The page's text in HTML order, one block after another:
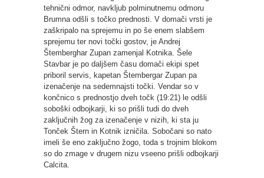
tehnični odmor, navkljub polminutnemu odmoru
Brumna odšli s točko prednosti. V domači vrsti je
zaškripalo na sprejemu in po še enem slabšem
sprejemu ter novi točki gostov, je Andrej
Štemberghar Zupan zamenjal Kotnika. Šele
Stavbar je po daljšem času domači ekipi spet
priboril servis, kapetan Štembergar Zupan pa
izenačenje na sedemnajsti točki. Vendar so v
končnico s prednostjo dveh točk (19:21) le odšli
soboški odbojkarji, ki so prišli tudi do dveh
zaključnih žog za izenačenje v nizih, ki sta ju
Tonček Štern in Kotnik izničila. Sobočani so nato
imeli še eno zaključno žogo, toda s trojnim blokom
so do zmage v drugem nizu vseeno prišli odbojkarji
Calcita.